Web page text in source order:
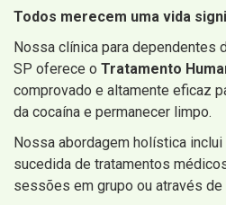
Todos merecem uma vida
Nossa clínica para dependentes
SP oferece o Tratamento
comprovado e altamente eficaz
da cocaína e permanecer limpo.
Nossa abordagem holística
sucedida de tratamentos
sessões em grupo ou através